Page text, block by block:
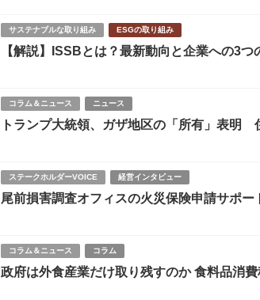
サステナブルな取り組み ESGの取り組み
【解説】ISSBとは？最新動向と企業への3
コラム＆ニュース ニュース
トランプ大統領、ガザ地区の「所有」表明
ステークホルダーVOICE 経営インタビュー
尾前損害調査オフィスの火災保険申請サポ
コラム＆ニュース コラム
政府は外食産業だけ取り残すのか 食料品消